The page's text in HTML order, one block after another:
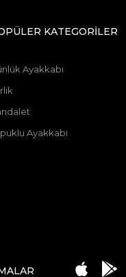
KATEGORİLER
Ayakkabı
Ayakkabı